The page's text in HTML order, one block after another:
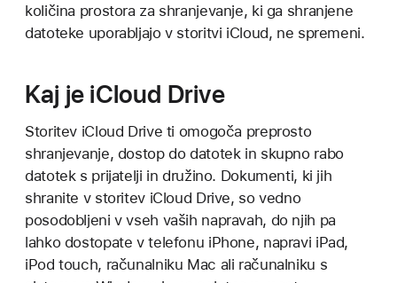
količina prostora za shranjevanje, ki ga shranjene
datoteke uporabljajo v storitvi iCloud, ne spremeni.
Kaj je iCloud Drive
Storitev iCloud Drive ti omogoča preprosto
shranjevanje, dostop do datotek in skupno rabo
datotek s prijatelji in družino. Dokumenti, ki jih
shranite v storitev iCloud Drive, so vedno
posodobljeni v vseh vaših napravah, do njih pa
lahko dostopate v telefonu iPhone, napravi iPad,
iPod touch, računalniku Mac ali računalniku s